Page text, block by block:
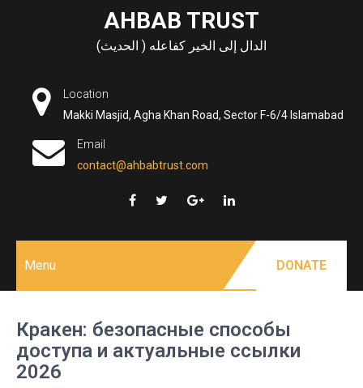
AHBAB TRUST
الدال إلى الخير كفاعله ( الحديث)
Location
Makki Masjid, Agha Khan Road, Sector F-6/4 Islamabad
Email
contact@ahbabtrust.com
Menu DONATE
Кракен: безопасные способы
доступа и актуальные ссылки
2026